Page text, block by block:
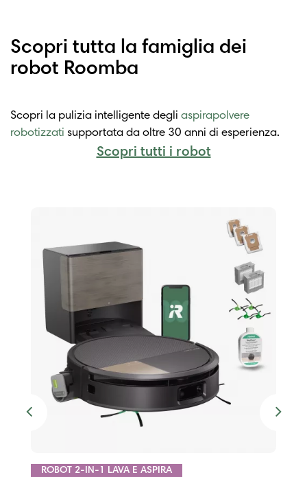
Scopri tutta la famiglia dei
robot Roomba
Scopri la pulizia intelligente degli aspirapolvere
robotizzati supportata da oltre 30 anni di esperienza.
Scopri tutti i robot
Previous
ROBOT 2-IN-1 LAVA E ASPIRA
Next